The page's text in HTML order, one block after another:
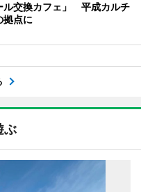
ル交換カフェ」 平成カルチ
拠点に
ぶ